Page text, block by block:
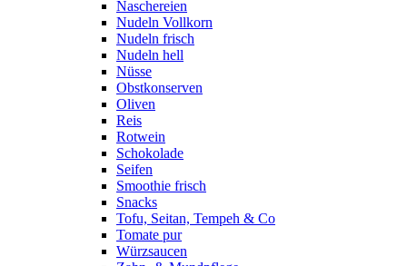
Naschereien
Nudeln Vollkorn
Nudeln frisch
Nudeln hell
Nüsse
Obstkonserven
Oliven
Reis
Rotwein
Schokolade
Seifen
Smoothie frisch
Snacks
Tofu, Seitan, Tempeh & Co
Tomate pur
Würzsaucen